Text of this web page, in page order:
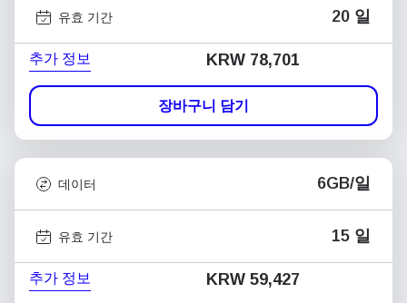
유효 기간 20 일
추가 정보 KRW 78,701
장바구니 담기
데이터 6GB/일
유효 기간 15 일
추가 정보 KRW 59,427